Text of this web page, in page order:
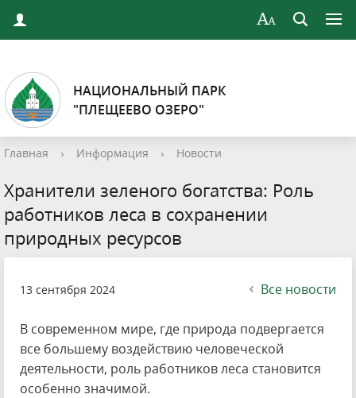
НАЦИОНАЛЬНЫЙ ПАРК
"ПЛЕЩЕЕВО ОЗЕРО"
Главная › Информация › Новости
Хранители зеленого богатства: Роль
работников леса в сохранении
природных ресурсов
13 сентября 2024 Все новости
В современном мире, где природа подвергается
все большему воздействию человеческой
деятельности, роль работников леса становится
особенно значимой.